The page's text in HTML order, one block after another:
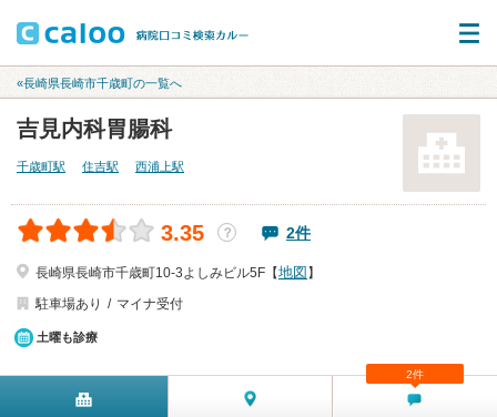
«長崎県長崎市千歳町の一覧へ
吉見内科胃腸科
千歳町駅 住吉駅 西浦上駅
3.35 ？ 2件
長崎県長崎市千歳町10-3よしみビル5F【地図 】
駐車場あり
マイナ受付
土曜も診療
2件